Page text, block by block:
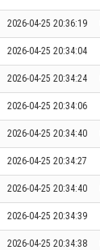
2026-04-25 20:36:19
2026-04-25 20:34:04
2026-04-25 20:34:24
2026-04-25 20:34:06
2026-04-25 20:34:40
2026-04-25 20:34:27
2026-04-25 20:34:40
2026-04-25 20:34:39
2026-04-25 20:34:38